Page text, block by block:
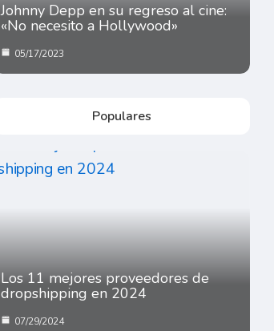
Johnny Depp en su regreso al cine:
«No necesito a Hollywood»
05/17/2023
Populares
Los 11 mejores proveedores de
dropshipping en 2024
07/29/2024